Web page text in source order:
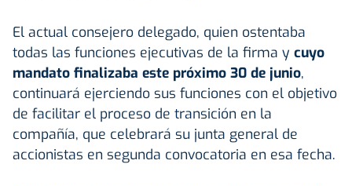
El actual consejero delegado, quien ostentaba
todas las funciones ejecutivas de la firma y cuyo
mandato finalizaba este próximo 30 de junio,
continuará ejerciendo sus funciones con el objetivo
de facilitar el proceso de transición en la
compañía, que celebrará su junta general de
accionistas en segunda convocatoria en esa fecha.